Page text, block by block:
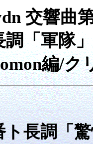
交響曲
調「軍隊
編/
ト長調「